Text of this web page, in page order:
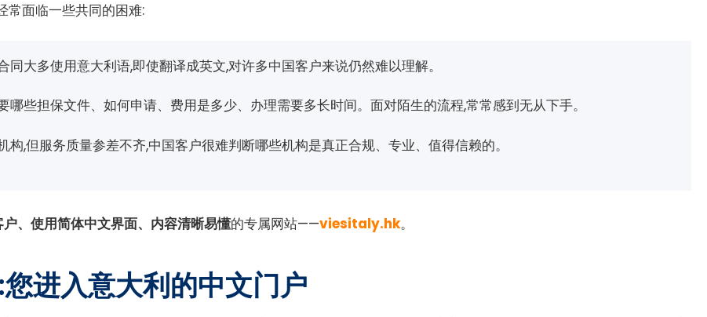
常面临一些共同的困难:
大多使用意大利语,即使翻译成英文,对许多中国客户来说仍然难以理解。
些担保文件、如何申请、费用是多少、办理需要多长时间。面对陌生的流程,常常感到无从下手。
构,但服务质量参差不齐,中国客户很难判断哪些机构是真正合规、专业、值得信赖的。
、使用简体中文界面、内容清晰易懂的专属网站——viesitaly.hk。
进入意大利的中文门户